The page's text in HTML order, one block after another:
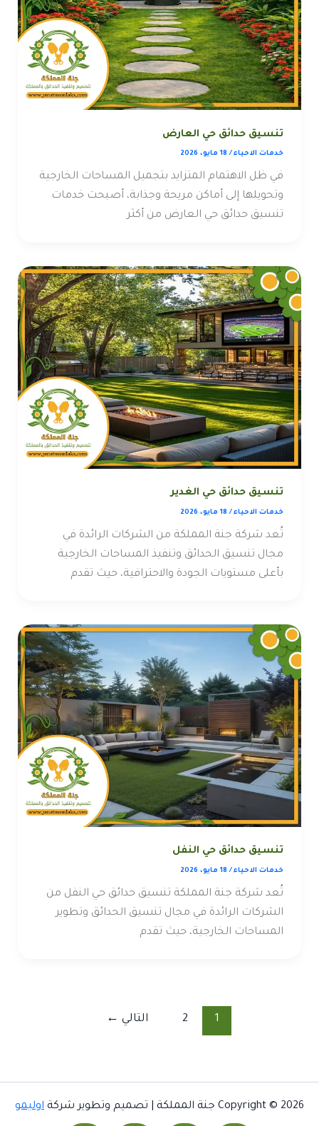
تنسيق حدائق حي العارض
خدمات الاحياء/ 18 مايو، 2026
في ظل الاهتمام المتزايد بتجميل المساحات الخارجية
وتحويلها إلى أماكن مريحة وجذابة، أصبحت خدمات
تنسيق حدائق حي العارض من أكثر
تنسيق حدائق حي الغدير
خدمات الاحياء/ 18 مايو، 2026
تُعد شركة جنة المملكة من الشركات الرائدة في
مجال تنسيق الحدائق وتنفيذ المساحات الخارجية
بأعلى مستويات الجودة والاحترافية، حيث تقدم
تنسيق حدائق حي النفل
خدمات الاحياء/ 18 مايو، 2026
تُعد شركة جنة المملكة تنسيق حدائق حي النفل من
الشركات الرائدة في مجال تنسيق الحدائق وتطوير
المساحات الخارجية، حيث تقدم
1
2 التالي ←
Copyright © 2026 جنة المملكة | تصميم وتطوير شركة اوليمو